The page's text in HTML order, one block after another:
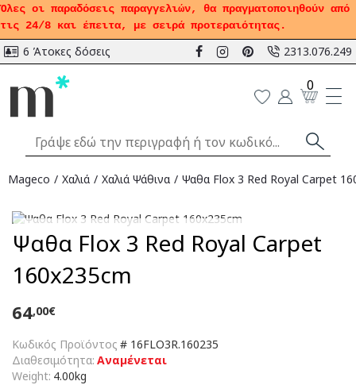
Όλες οι παραδόσεις παραγγελιών, θα πραγματοποιηθούν από
τις 24/8 και έπειτα, με σειρά προτεραιότητας.
6 Άτοκες δόσεις 2313.076.249
0
Mageco Χαλιά Χαλιά Ψάθινα Ψαθα Flox 3 Red Royal Carpet
Αναμένεται
Ψαθα Flox 3 Red Royal Carpet
160x235cm
Κωδικός Προϊόντος # 16FLO3R.160235
Διαθεσιμότητα: Αναμένεται
Weight: 4.00kg
64,00€